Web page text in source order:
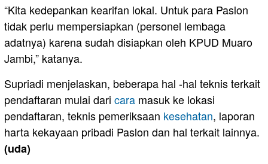
“Kita kedepankan kearifan lokal. Untuk para Paslon
tidak perlu mempersiapkan (personel lembaga
adatnya) karena sudah disiapkan oleh KPUD Muaro
Jambi,” katanya.
Supriadi menjelaskan, beberapa hal -hal teknis terkait
pendaftaran mulai dari cara masuk ke lokasi
pendaftaran, teknis pemeriksaan kesehatan, laporan
harta kekayaan pribadi Paslon dan hal terkait lainnya.
(uda)